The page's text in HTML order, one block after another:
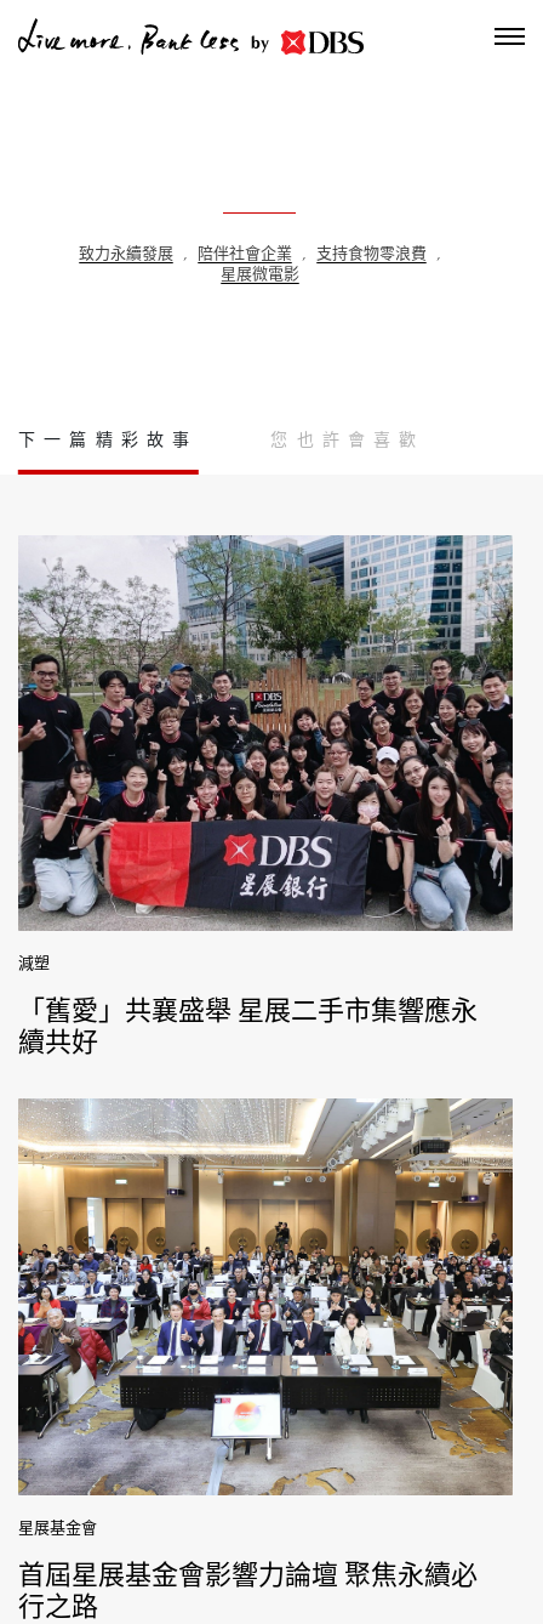
by
致力永續發展 , 陪伴社會企業 , 支持食物零浪費
,
星展微電影
下一篇精彩故事 您也許會喜歡
減塑
「舊愛」共襄盛舉 星展二手市集響應永
續共好
星展基金會
首屆星展基金會影響力論壇 聚焦永續必
行之路